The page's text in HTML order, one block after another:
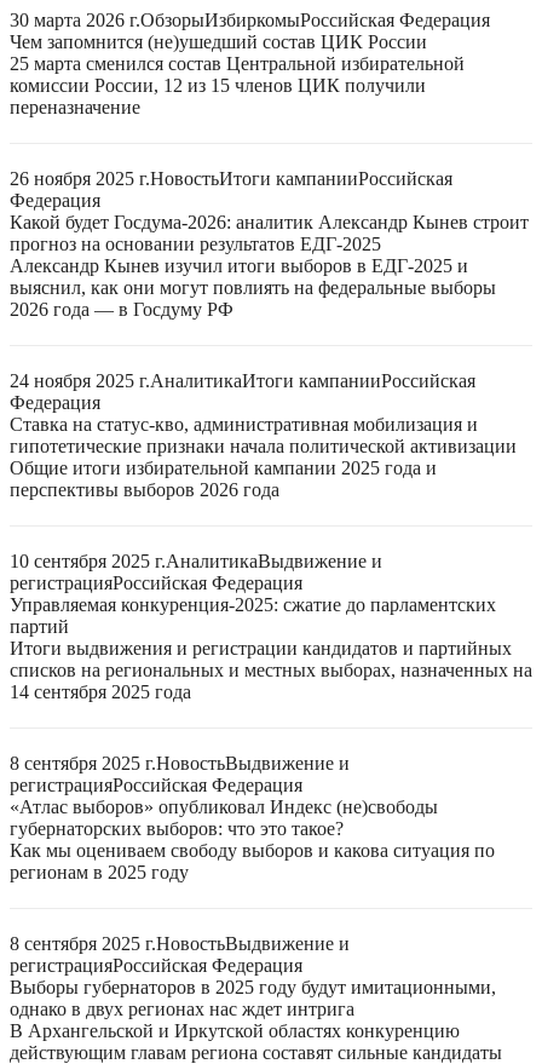
30 марта 2026 г.ОбзорыИзбиркомыРоссийская Федерация
Чем запомнится (не)ушедший состав ЦИК России
25 марта сменился состав Центральной избирательной
комиссии России, 12 из 15 членов ЦИК получили
переназначение
26 ноября 2025 г.НовостьИтоги кампанииРоссийская
Федерация
Какой будет Госдума-2026: аналитик Александр Кынев строит
прогноз на основании результатов ЕДГ-2025
Александр Кынев изучил итоги выборов в ЕДГ-2025 и
выяснил, как они могут повлиять на федеральные выборы
2026 года — в Госдуму РФ
24 ноября 2025 г.АналитикаИтоги кампанииРоссийская
Федерация
Ставка на статус-кво, административная мобилизация и
гипотетические признаки начала политической активизации
Общие итоги избирательной кампании 2025 года и
перспективы выборов 2026 года
10 сентября 2025 г.АналитикаВыдвижение и
регистрацияРоссийская Федерация
Управляемая конкуренция-2025: сжатие до парламентских
партий
Итоги выдвижения и регистрации кандидатов и партийных
списков на региональных и местных выборах, назначенных на
14 сентября 2025 года
8 сентября 2025 г.НовостьВыдвижение и
регистрацияРоссийская Федерация
«Атлас выборов» опубликовал Индекс (не)свободы
губернаторских выборов: что это такое?
Как мы оцениваем свободу выборов и какова ситуация по
регионам в 2025 году
8 сентября 2025 г.НовостьВыдвижение и
регистрацияРоссийская Федерация
Выборы губернаторов в 2025 году будут имитационными,
однако в двух регионах нас ждет интрига
В Архангельской и Иркутской областях конкуренцию
действующим главам региона составят сильные кандидаты